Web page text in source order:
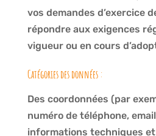
vos demandes d’exercice
répondre aux exigences
vigueur ou en cours
Catégories des données :
Des coordonnées (par
numéro de téléphone,
informations techniques